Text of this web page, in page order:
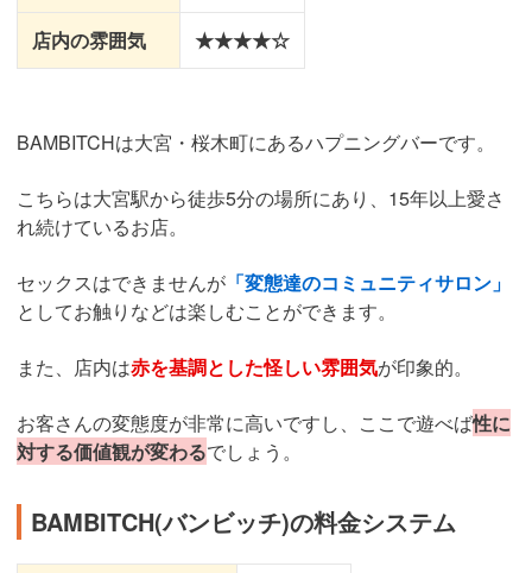
店内の雰囲気 ★★★★☆
BAMBITCHは大宮・桜木町にあるハプニングバーです。
こちらは大宮駅から徒歩5分の場所にあり、15年以上愛さ
れ続けているお店。
セックスはできませんが 「変態達のコミュニティサロン」
としてお触りなどは楽しむことができます。
また、店内は赤を基調とした怪しい雰囲気が印象的。
お客さんの変態度が非常に高いですし、ここで遊べば性に
対する価値観が変わるでしょう。
BAMBITCH(バンビッチ)の料金システム